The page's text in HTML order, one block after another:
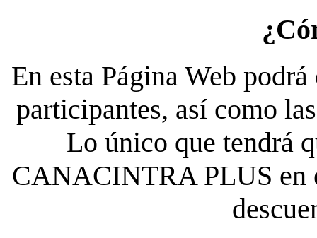
En esta Página Web
participantes, así como
Lo único que tendrá
CANACINTRA PLUS en